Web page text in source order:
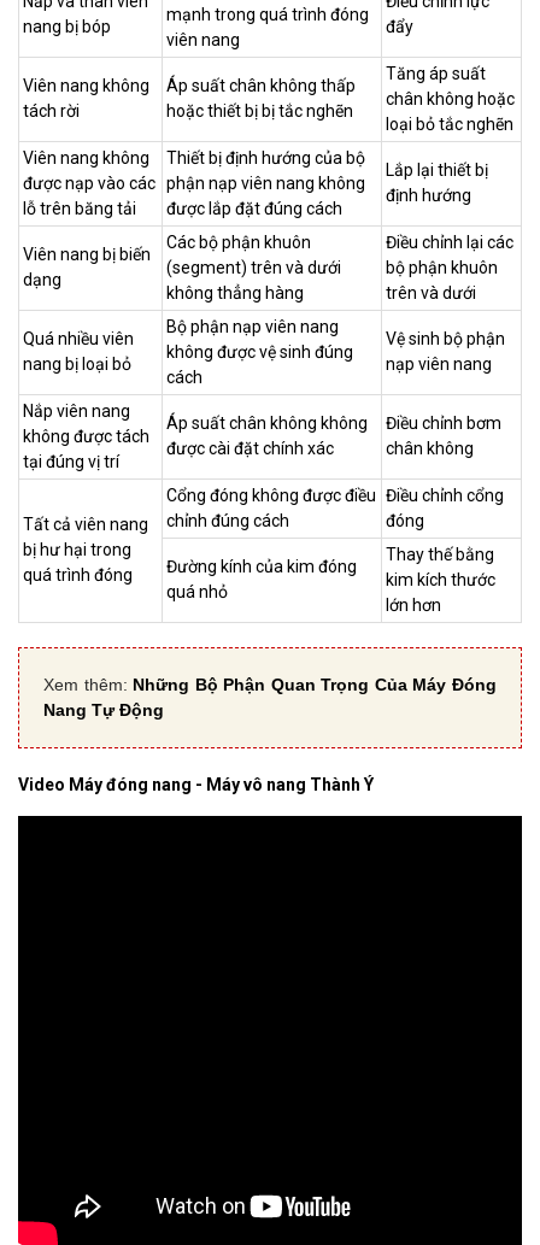
nang bị bóp
mạnh trong quá trình đóng
viên nang
đẩy
Viên nang không
tách rời
Áp suất chân không thấp
hoặc thiết bị bị tắc nghẽn
Tăng áp suất
chân không hoặc
loại bỏ tắc nghẽn
Viên nang không
được nạp vào các
lỗ trên băng tải
Thiết bị định hướng của bộ
phận nạp viên nang không
được lắp đặt đúng cách
Lắp lại thiết bị
định hướng
Viên nang bị biến
dạng
Các bộ phận khuôn
(segment) trên và dưới
không thẳng hàng
Điều chỉnh lại các
bộ phận khuôn
trên và dưới
Quá nhiều viên
nang bị loại bỏ
Bộ phận nạp viên nang
không được vệ sinh đúng
cách
Vệ sinh bộ phận
nạp viên nang
Nắp viên nang
không được tách
tại đúng vị trí
Áp suất chân không không
được cài đặt chính xác
Điều chỉnh bơm
chân không
Tất cả viên nang
bị hư hại trong
quá trình đóng
Cổng đóng không được điều
chỉnh đúng cách
Điều chỉnh cổng
đóng
Đường kính của kim đóng
quá nhỏ
Thay thế bằng
kim kích thước
lớn hơn
Xem thêm: Những Bộ Phận Quan Trọng Của Máy Đóng
Nang Tự Động
Video Máy đóng nang - Máy vô nang Thành Ý